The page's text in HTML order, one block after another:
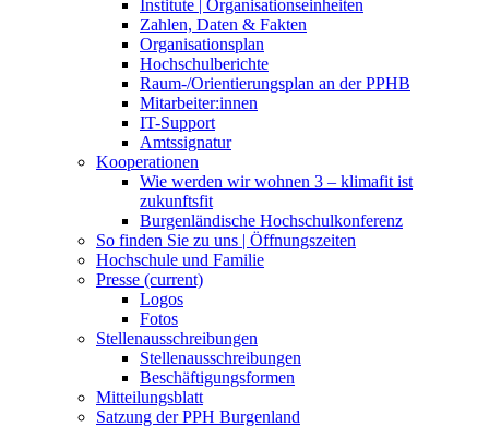
Institute | Organisationseinheiten
Zahlen, Daten & Fakten
Organisationsplan
Hochschulberichte
Raum-/Orientierungsplan an der PPHB
Mitarbeiter:innen
IT-Support
Amtssignatur
Kooperationen
Wie werden wir wohnen 3 – klimafit ist
zukunftsfit
Burgenländische Hochschulkonferenz
So finden Sie zu uns | Öffnungszeiten
Hochschule und Familie
Presse (current)
Logos
Fotos
Stellenausschreibungen
Stellenausschreibungen
Beschäftigungsformen
Mitteilungsblatt
Satzung der PPH Burgenland